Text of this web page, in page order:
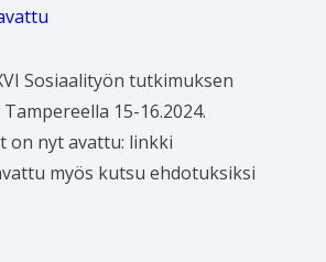
Sosiaalityön tutkimuksen
15-16.2024.
on nyt avattu: linkki
myös kutsu ehdotuksiksi